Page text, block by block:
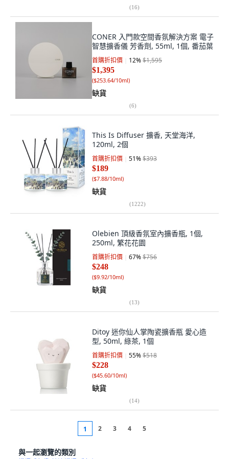
(16)
CONER 入門款空間香氛解決方案 電子
智慧擴香儀 芳香劑, 55ml, 1個, 番茄葉
首購折扣價 12%$1,595
$1,395
($253.64/10ml)
缺貨
(6)
This Is Diffuser 擴香, 天堂海洋,
120ml, 2個
首購折扣價 51%$393
$189
($7.88/10ml)
缺貨
(1222)
Olebien 頂級香氛室內擴香瓶, 1個,
250ml, 繁花花園
首購折扣價 67%$756
$248
($9.92/10ml)
缺貨
(13)
Ditoy 迷你仙人掌陶瓷擴香瓶 愛心造
型, 50ml, 綠茶, 1個
首購折扣價 55%$518
$228
($45.60/10ml)
缺貨
(14)
1 2 3 4 5
與一起瀏覽的類別